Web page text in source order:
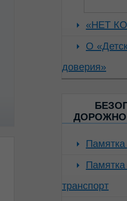
«НЕТ
О
доверия»
транспорт